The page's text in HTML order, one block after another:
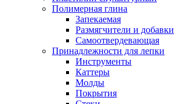
Полимерная глина
Запекаемая
Размягчители и добавки
Самоотвердевающая
Принадлежности для лепки
Инструменты
Каттеры
Молды
Покрытия